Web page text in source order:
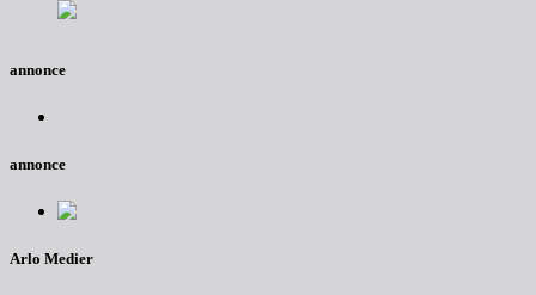
annonce
annonce
Arlo Medier